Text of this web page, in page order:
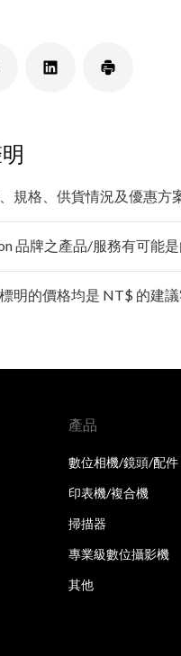
規格、供貨情況及優惠方
品牌之產品/服務有可能
明的價格均是 NT$ 的建
產品
數位相機/鏡頭/配件
印表機/複合機
掃描器
專業級數位攝影機
其他